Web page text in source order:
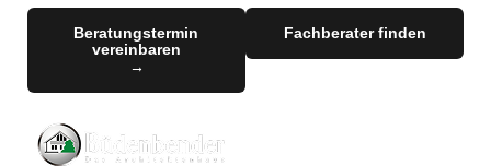
Beratungstermin
vereinbaren
→
Fachberater finden